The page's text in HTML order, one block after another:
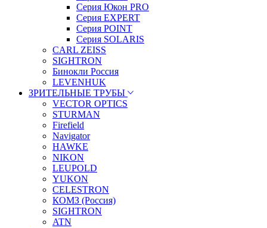
Серия Юкон PRO
Серия EXPERT
Серия POINT
Серия SOLARIS
CARL ZEISS
SIGHTRON
Бинокли Россия
LEVENHUK
ЗРИТЕЛЬНЫЕ ТРУБЫ
VECTOR OPTICS
STURMAN
Firefield
Navigator
HAWKE
NIKON
LEUPOLD
YUKON
CELESTRON
КОМЗ (Россия)
SIGHTRON
ATN